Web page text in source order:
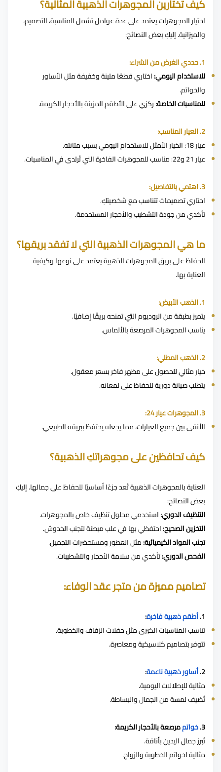
كيف تختارين المجوهرات الذهبية المثالية؟
اختيار المجوهرات يعتمد على عدة عوامل تشمل المناسبة، التصميم،
والميزانية. إليكِ بعض النصائح:
1. حددي الغرض من الشراء:
للاستخدام اليومي:اختاري قطعًا متينة وخفيفة مثل الأساور
والخواتم.
للمناسبات الخاصة:ركزي على الأطقم المزينة بالأحجار الكريمة.
2. العيار المناسب:
عيار 18: الخيار الأمثل للاستخدام اليومي بسبب متانته.
عيار 21 و22: مناسب للمجوهرات الفاخرة التي تُرتدى في المناسبات.
3. اهتمي بالتفاصيل:
اختاري تصميمات تتناسب مع شخصيتكِ.
تأكدي من جودة التشطيب والأحجار المستخدمة.
ما هي المجوهرات الذهبية التي لا تفقد بريقها؟
الحفاظ على بريق المجوهرات الذهبية يعتمد على نوعها وكيفية
العناية بها.
1. الذهب الأبيض:
يتميز بطبقة من الروديوم التي تمنحه بريقًا إضافيًا.
يناسب المجوهرات المرصعة بالألماس.
2. الذهب المطلي:
خيار مثالي للحصول على مظهر فاخر بسعر معقول.
يتطلب صيانة دورية للحفاظ على لمعانه.
3. المجوهرات عيار 24:
الأنقى بين جميع العيارات، مما يجعله يحتفظ ببريقه الطبيعي.
كيف تحافظين على مجوهراتكِ الذهبية؟
العناية بالمجوهرات الذهبية تُعد جزءًا أساسيًا للحفاظ على جمالها. إليكِ
بعض النصائح:
التنظيف الدوري:استخدمي محلول تنظيف خاص بالمجوهرات.
التخزين الصحيح:احتفظي بها في علب مبطنة لتجنب الخدوش.
تجنب المواد الكيميائية:مثل العطور ومستحضرات التجميل.
الفحص الدوري:تأكدي من سلامة الأحجار والتشطيبات.
تصاميم مميزة من متجر عقد الوفاء:
1. أطقم ذهبية فاخرة:
تناسب المناسبات الكبرى مثل حفلات الزفاف والخطوبة.
تتوفر بتصاميم كلاسيكية ومعاصرة.
2. أساور ذهبية ناعمة:
مثالية للإطلالات اليومية.
تُضيف لمسة من الجمال والبساطة.
3. خواتممرصعة بالأحجار الكريمة:
تُبرز جمال اليدين بأناقة.
مثالية لخواتم الخطوبة والزواج.